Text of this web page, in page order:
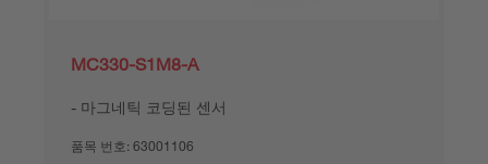
MC330-S1M8-A
마그네틱 코딩된 센서
품목 번호: 63001106